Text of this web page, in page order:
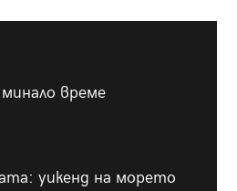
време
уикенд на морето